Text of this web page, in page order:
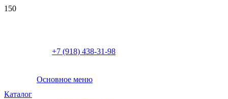
+7 (918) 438-31-98
Основное меню
Каталог